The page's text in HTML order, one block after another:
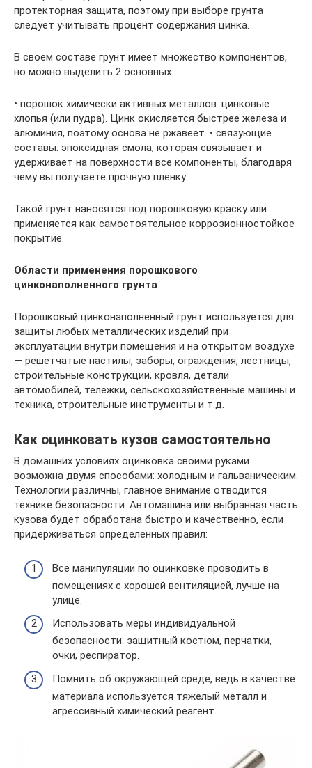
протекторная защита, поэтому при выборе грунта
следует учитывать процент содержания цинка.
В своем составе грунт имеет множество компонентов,
но можно выделить 2 основных:
• порошок химически активных металлов: цинковые
хлопья (или пудра). Цинк окисляется быстрее железа и
алюминия, поэтому основа не ржавеет. • связующие
составы: эпоксидная смола, которая связывает и
удерживает на поверхности все компоненты, благодаря
чему вы получаете прочную пленку.
Такой грунт наносятся под порошковую краску или
применяется как самостоятельное коррозионностойкое
покрытие.
Области применения порошкового
цинконаполненного грунта
Порошковый цинконаполненный грунт используется для
защиты любых металлических изделий при
эксплуатации внутри помещения и на открытом воздухе
— решетчатые настилы, заборы, ограждения, лестницы,
строительные конструкции, кровля, детали
автомобилей, тележки, сельскохозяйственные машины и
техника, строительные инструменты и т.д.
Как оцинковать кузов самостоятельно
В домашних условиях оцинковка своими руками
возможна двумя способами: холодным и гальваническим.
Технологии различны, главное внимание отводится
технике безопасности. Автомашина или выбранная часть
кузова будет обработана быстро и качественно, если
придерживаться определенных правил:
Все манипуляции по оцинковке проводить в
помещениях с хорошей вентиляцией, лучше на
улице.
Использовать меры индивидуальной
безопасности: защитный костюм, перчатки,
очки, респиратор.
Помнить об окружающей среде, ведь в качестве
материала используется тяжелый металл и
агрессивный химический реагент.